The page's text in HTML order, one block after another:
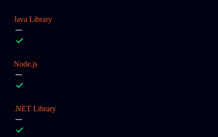
Java Library
Node.js
.NET Library